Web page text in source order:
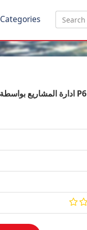
Categories
ادارة المشاريع بواسطة برنامج بريمافيرا P6